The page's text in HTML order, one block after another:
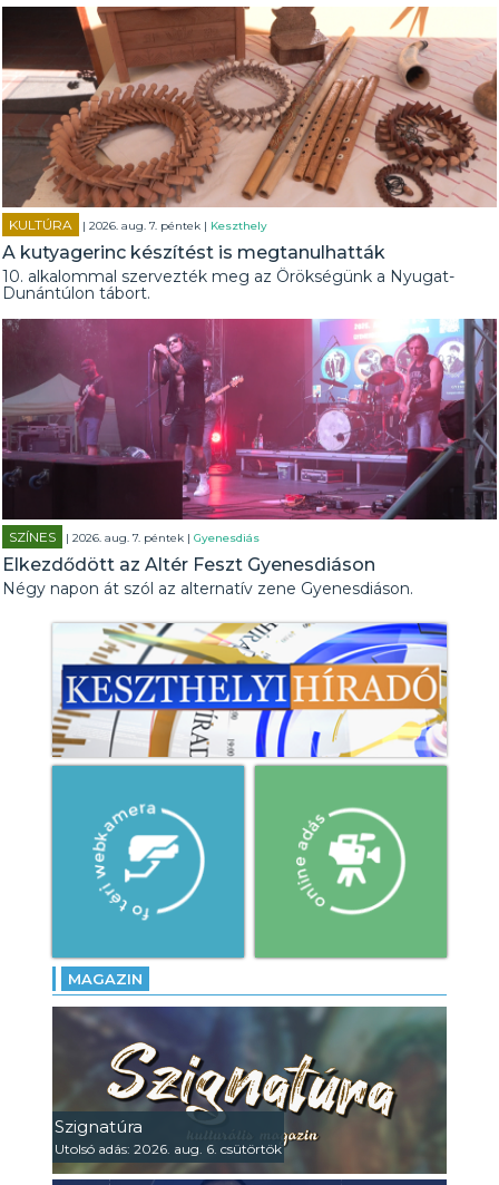
KULTÚRA | 2026. aug. 7. péntek | Keszthely
A kutyagerinc készítést is megtanulhatták
10. alkalommal szervezték meg az Örökségünk a Nyugat-
Dunántúlon tábort.
SZÍNES | 2026. aug. 7. péntek |Gyenesdiás
Elkezdődött az Altér Feszt Gyenesdiáson
Négy napon át szól az alternatív zene Gyenesdiáson.
MAGAZIN
Szignatúra
Utolsó adás: 2026. aug. 6. csütörtök